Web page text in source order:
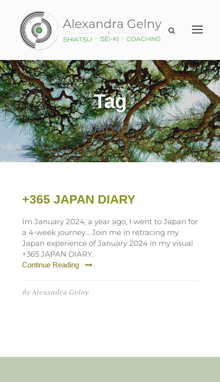
Tag
Japan
+365 JAPAN DIARY
Im January 2024, a year ago, I went to Japan for
a 4-week journey… Join me in retracing my
Japan experience of January 2024 in my visual
+365 JAPAN DIARY.
Continue Reading
ByAlexandra Gelny